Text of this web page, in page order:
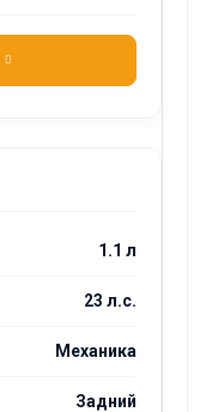
1.1 л
23 л.с.
Механика
Задний